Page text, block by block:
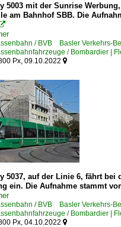
5003 mit der Sunrise
am Bahnhof SBB. Die
/ BVB Basler Verkehrs-
/ Bombardier |
Px, 09.10.2022 
5037, auf der Linie 6, fährt bei
ein. Die Aufnahme stammt
/ BVB Basler Verkehrs-
/ Bombardier |
Px, 04.10.2022 